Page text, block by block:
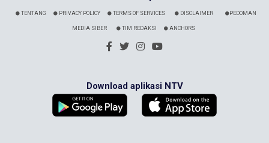
TENTANG PRIVACY POLICY TERMS OF SERVICES DISCLAIMER PEDOMAN
MEDIA SIBER TIM REDAKSI ANCHORS
Download aplikasi NTV